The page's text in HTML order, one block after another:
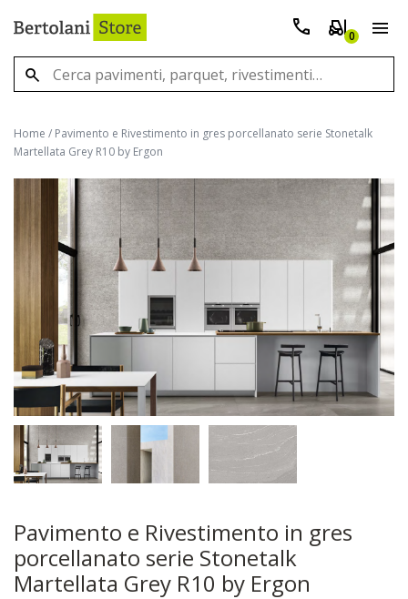
0
Home / Pavimento e Rivestimento in gres porcellanato serie Stonetalk
Martellata Grey R10 by Ergon
Pavimento e Rivestimento in gres
porcellanato serie Stonetalk
Martellata Grey R10 by Ergon